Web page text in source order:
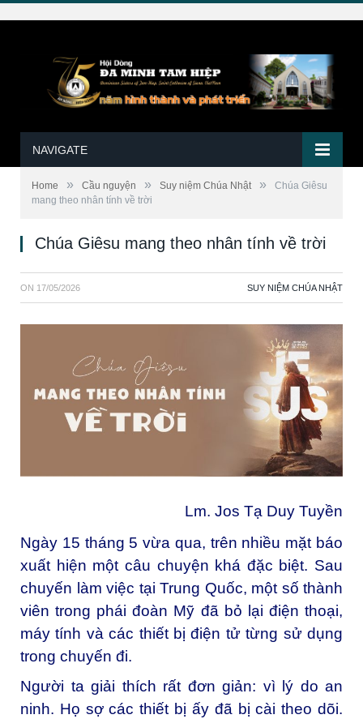
NAVIGATE
Home » Cầu nguyện » Suy niệm Chúa Nhật »
Chúa Giêsu
mang theo nhân tính về trời
Chúa Giêsu mang theo nhân tính về trời
ON 17/05/2026 SUY NIỆM CHÚA NHẬT
Lm. Jos Tạ Duy Tuyền
Ngày 15 tháng 5 vừa qua, trên nhiều mặt báo
xuất hiện một câu chuyện khá đặc biệt. Sau
chuyến làm việc tại Trung Quốc, một số thành
viên trong phái đoàn Mỹ đã bỏ lại điện thoại,
máy tính và các thiết bị điện tử từng sử dụng
trong chuyến đi.
Người ta giải thích rất đơn giản: vì lý do an
ninh. Họ sợ các thiết bị ấy đã bị cài theo dõi.